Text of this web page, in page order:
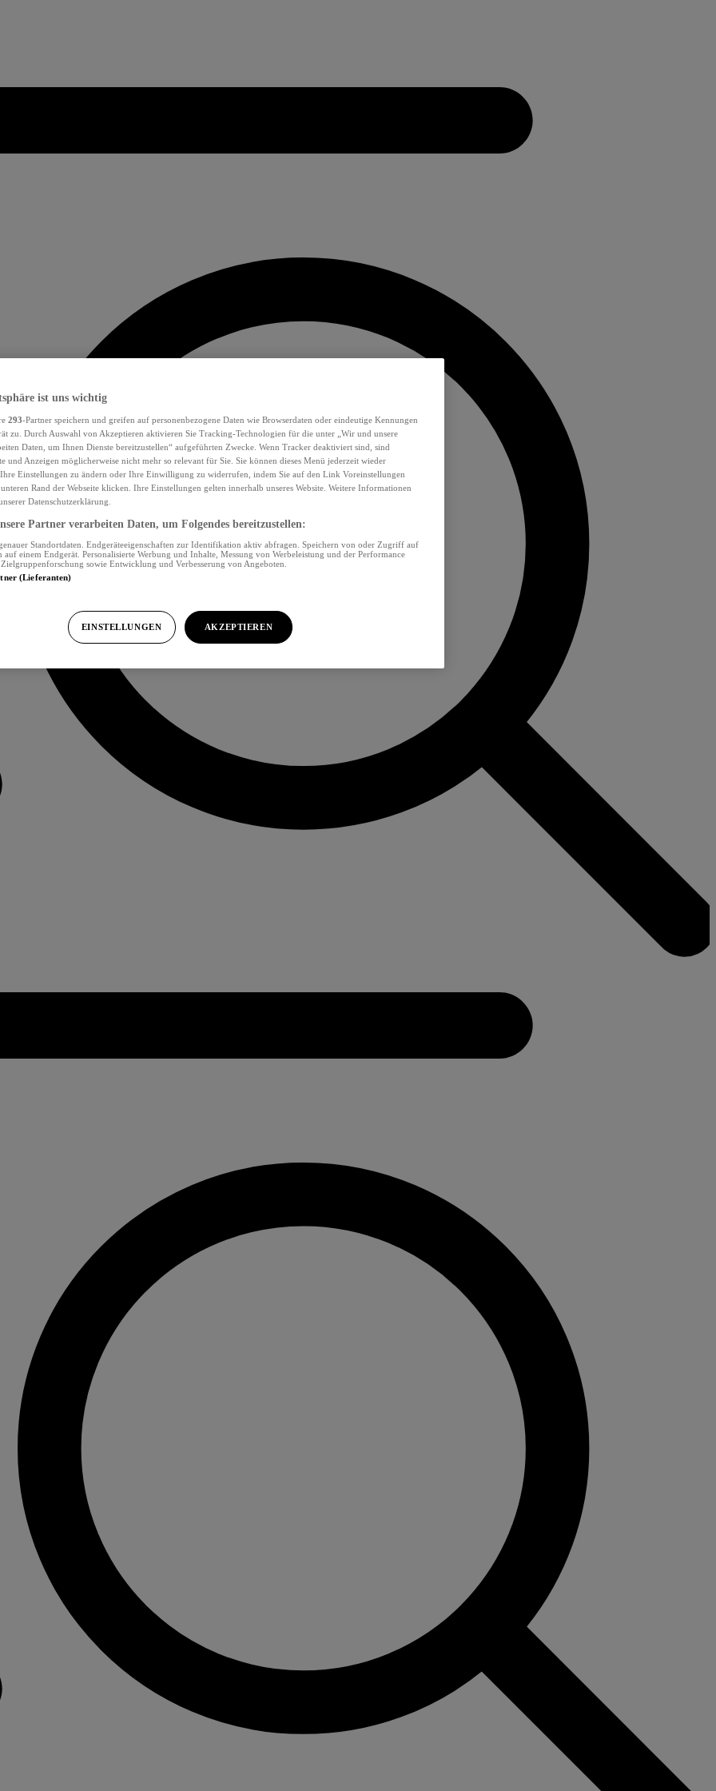
ist uns wichtig
293-Partner speichern und greifen auf personenbezogene Daten wie Browserdaten oder eindeutige Kennungen
zu. Durch Auswahl von Akzeptieren aktivieren Sie Tracking-Technologien für die unter „Wir und unsere
Daten, um Ihnen Dienste bereitzustellen“ aufgeführten Zwecke. Wenn Tracker deaktiviert sind, sind
und Anzeigen möglicherweise nicht mehr so relevant für Sie. Sie können dieses Menü jederzeit wieder
Einstellungen zu ändern oder Ihre Einwilligung zu widerrufen, indem Sie auf den Link Voreinstellungen
Rand der Webseite klicken. Ihre Einstellungen gelten innerhalb unseres Website. Weitere Informationen
Datenschutzerklärung.
Partner verarbeiten Daten, um Folgendes bereitzustellen:
Standortdaten. Endgeräteeigenschaften zur Identifikation aktiv abfragen. Speichern von oder Zugriff auf
einem Endgerät. Personalisierte Werbung und Inhalte, Messung von Werbeleistung und der Performance
sowie Entwicklung und Verbesserung von Angeboten.
(Lieferanten)
EINSTELLUNGEN AKZEPTIEREN